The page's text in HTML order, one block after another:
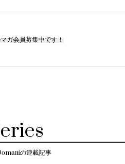
ガ会員募集中です！
の連載記事